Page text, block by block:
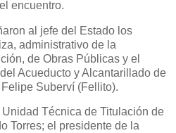
encuentro.
al jefe del Estado los
administrativo de la
de Obras Públicas y el
Acueducto y Alcantarillado de
Suberví (Fellito).
Técnica de Titulación de
Torres; el presidente de la